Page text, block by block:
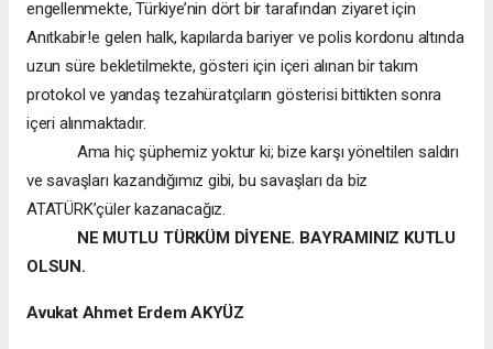
engellenmekte, Türkiye’nin dört bir tarafından ziyaret için
Anıtkabir!e gelen halk, kapılarda bariyer ve polis kordonu altında
uzun süre bekletilmekte, gösteri için içeri alınan bir takım
protokol ve yandaş tezahüratçıların gösterisi bittikten sonra
içeri alınmaktadır.
Ama hiç şüphemiz yoktur ki; bize karşı yöneltilen saldırı
ve savaşları kazandığımız gibi, bu savaşları da biz
ATATÜRK’çüler kazanacağız.
NE MUTLU TÜRKÜM DİYENE. BAYRAMINIZ KUTLU
OLSUN.
Avukat Ahmet Erdem AKYÜZ